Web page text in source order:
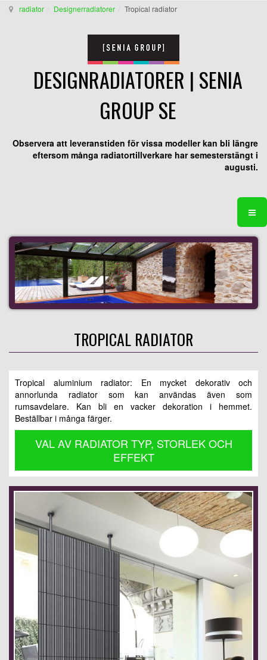
radiator Designerradiatorer Tropical radiator
DESIGNRADIATORER | SENIA
GROUP SE
Observera att leveranstiden för vissa modeller kan bli längre
eftersom många radiatortillverkare har semesterstängt i
augusti.
TROPICAL RADIATOR
Tropical aluminium radiator: En mycket dekorativ och
annorlunda radiator som kan användas även som
rumsavdelare. Kan bli en vacker dekoration i hemmet.
Beställbar i många färger.
VAL AV RADIATOR TYP, STORLEK OCH
EFFEKT